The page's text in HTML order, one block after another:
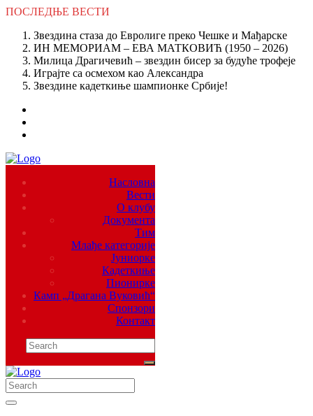
ПОСЛЕДЊЕ ВЕСТИ
Звездина стаза до Евролиге преко Чешке и Мађарске
ИН МЕМОРИАМ – ЕВА МАТКОВИЋ (1950 – 2026)
Милица Драгичевић – звездин бисер за будуће трофеје
Играјте са осмехом као Александра
Звездине кадеткиње шампионке Србије!
Насловна
Вести
О клубу
Документа
Тим
Млађе категорије
Јуниорке
Кадеткиње
Пионирке
Камп „Драгана Вуковић“
Спонзори
Контакт